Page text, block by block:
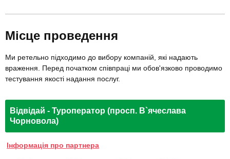
Місце проведення
Ми ретельно підходимо до вибору компаній, які надають
враження. Перед початком співпраці ми обов'язково проводимо
тестування якості надання послуг.
Відвідай - Туроператор (просп. В`ячеслава
Чорновола)
Інформація про партнера